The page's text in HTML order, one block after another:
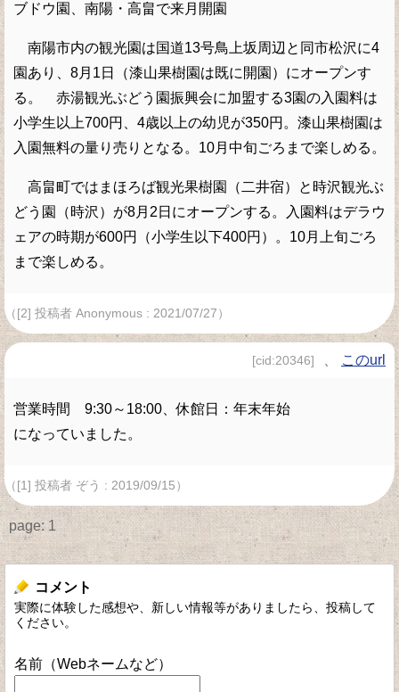
ブドウ園、南陽・高畠で来月開園
南陽市内の観光園は国道13号鳥上坂周辺と同市松沢に4
園あり、8月1日（漆山果樹園は既に開園）にオープンす
る。 赤湯観光ぶどう園振興会に加盟する3園の入園料は
小学生以上700円、4歳以上の幼児が350円。漆山果樹園は
入園無料の量り売りとなる。10月中旬ごろまで楽しめる。
高畠町ではまほろば観光果樹園（二井宿）と時沢観光ぶ
どう園（時沢）が8月2日にオープンする。入園料はデラウ
ェアの時期が600円（小学生以下400円）。10月上旬ごろ
まで楽しめる。
（[2] 投稿者 Anonymous : 2021/07/27）
[cid:20346] このurl
営業時間 9:30～18:00、休館日：年末年始
になっていました。
（[1] 投稿者 ぞう : 2019/09/15）
page: 1
コメント
実際に体験した感想や、新しい情報等がありましたら、投稿して
ください。
名前（Webネームなど）